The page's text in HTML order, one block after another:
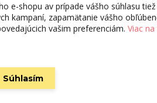
rychlo.sk
e-shopu av prípade vášho súhlasu
kampaní, zapamätanie vášho
vašim preferenciám. Viac
Súhlasím